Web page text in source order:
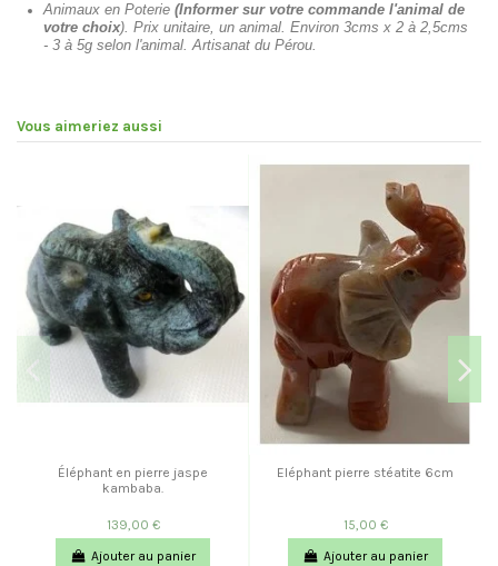
Animaux en Poterie (Informer sur votre commande l'animal de
votre choix). Prix unitaire, un animal. Environ 3cms x 2 à 2,5cms
- 3 à 5g selon l'animal. Artisanat du Pérou.
Vous aimeriez aussi
Éléphant en pierre jaspe
kambaba.
139,00 €
Ajouter au panier
Eléphant pierre stéatite 6cm
15,00 €
Ajouter au panier